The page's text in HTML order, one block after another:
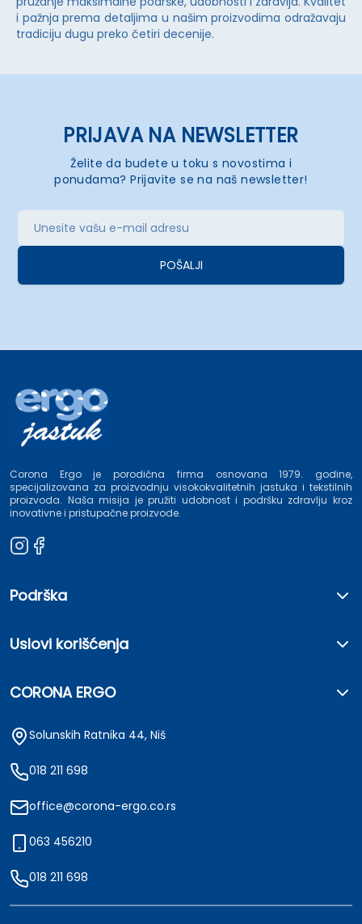
i pažnja prema detaljima u našim proizvodima odražavaju
tradiciju dugu preko četiri decenije.
PRIJAVA NA NEWSLETTER
Želite da budete u toku s novostima i
ponudama? Prijavite se na naš newsletter!
POŠALJI
Corona Ergo je porodična firma osnovana 1979. godine,
specijalizovana za proizvodnju visokokvalitetnih jastuka i tekstilnih
proizvoda. Naša misija je pružiti udobnost i podršku zdravlju kroz
inovativne i pristupačne proizvode.
Podrška
Uslovi korišćenja
CORONA ERGO
Solunskih Ratnika 44, Niš
018 211 698
office@corona-ergo.co.rs
063 456210
018 211 698